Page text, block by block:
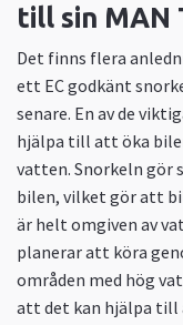
till sin MAN
Det finns flera
ett EC godkänt
senare. En av de
hjälpa till att öka
vatten. Snorkeln gör
bilen, vilket gör att
är helt omgiven av
planerar att köra
områden med hög
att det kan hjälpa till